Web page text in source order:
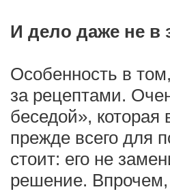
И дело даже не в
Особенность в
за рецептами.
беседой»,
прежде всего для
стоит: его не
решение.